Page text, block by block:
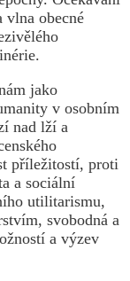
vlna obecné
jako
v osobním
nad lží a
příležitostí, proti
a sociální
utilitarismu,
svobodná a
a výzev